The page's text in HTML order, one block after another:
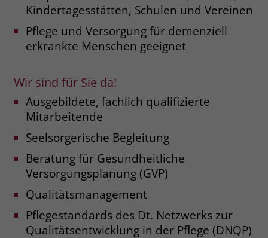
Kindertagesstätten, Schulen und Vereinen
Pflege und Versorgung für demenziell
erkrankte Menschen geeignet
Wir sind für Sie da!
Ausgebildete, fachlich qualifizierte
Mitarbeitende
Seelsorgerische Begleitung
Beratung für Gesundheitliche
Versorgungsplanung (GVP)
Qualitätsmanagement
Pflegestandards des Dt. Netzwerks zur
Qualitätsentwicklung in der Pflege (DNQP)
Anbieter Facebook
Zweck
Der Zweck von _fbp ist vollständig auf
die Werbe- und Analysebemühungen
Cookie ist ein Erstanbieter-Cookie, d. h.
Facebook platziert es, während ein
Verbraucher auf Facebook ist. Dieses
Cookie verfolgt die Besuche eines
Nutzers auf verschiedenen Websites
und meldet dieses Verhalten an
Facebook. Facebook kann dann die
gesammelten Daten nutzen, um den